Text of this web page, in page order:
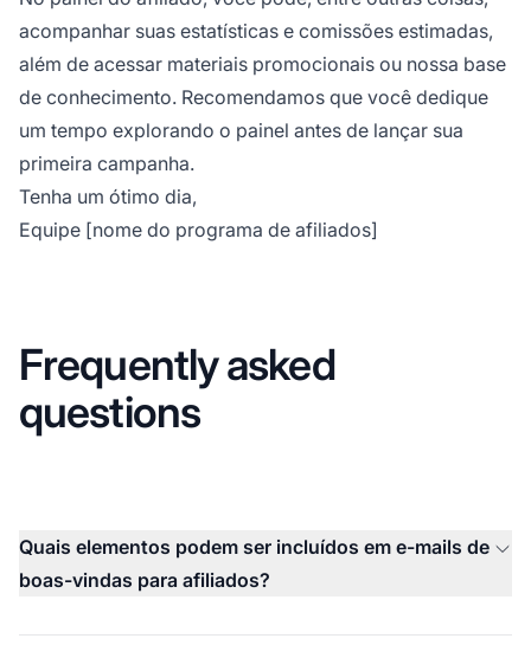
acompanhar suas estatísticas e comissões estimadas,
além de acessar materiais promocionais ou nossa base
de conhecimento. Recomendamos que você dedique
um tempo explorando o painel antes de lançar sua
primeira campanha.
Tenha um ótimo dia,
Equipe [nome do programa de afiliados]
Frequently asked
questions
Quais elementos podem ser incluídos em e-mails de
boas-vindas para afiliados?